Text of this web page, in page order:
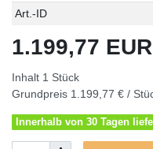
Technisches
Wert
Art.-ID
1.199,77 EUR
Inhalt 1 Stück
Grundpreis 1.199,77 € /
Innerhalb von 30 Tagen